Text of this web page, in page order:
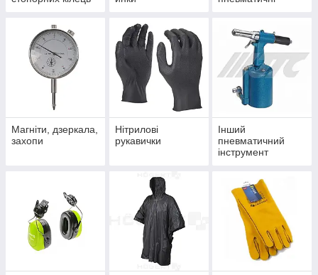
Магніти, дзеркала,
захопи
Нітрилові
рукавички
Інший
пневматичний
інструмент